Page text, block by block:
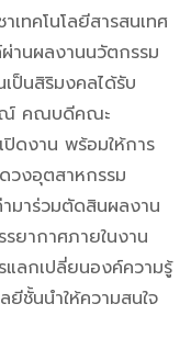
ทคโนโลยีสารสนเทศ
านผลงานนวัตกรรม
ป็นสิริมงคลได้รับ
ณ์ คณบดีคณะ
ปิดงาน พร้อมให้การ
วงอุตสาหกรรม
มาร่วมตัดสินผลงาน
ยากาศภายในงาน
แลกเปลี่ยนองค์ความรู้
ยีชั้นนำให้ความสนใจ